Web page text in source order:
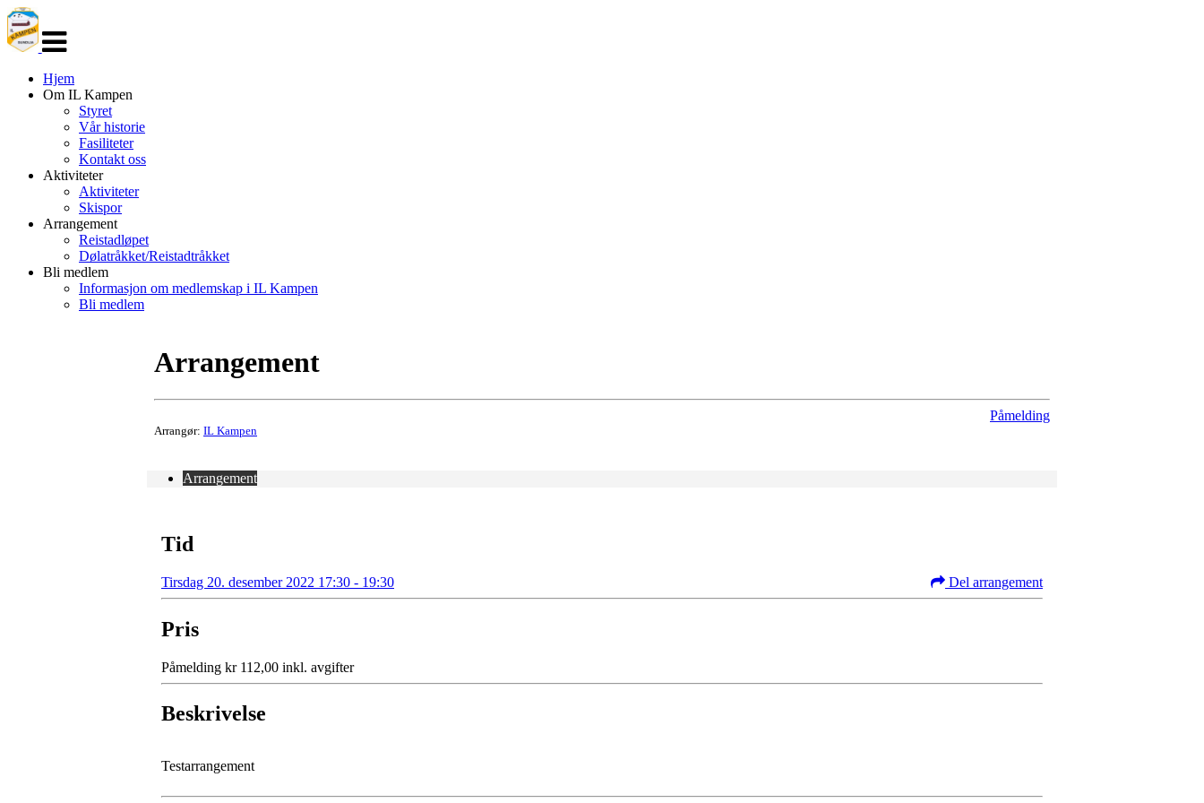
navigasjon
Hjem
Om IL Kampen
Styret
Vår historie
Fasiliteter
Kontakt oss
Aktiviteter
Aktiviteter
Skispor
Arrangement
Reistadløpet
Dølatråkket/Reistadtråkket
Bli medlem
Informasjon om medlemskap i IL Kampen
Bli medlem
Arrangement
Arrangør: IL Kampen
Påmelding
Arrangement
Tid
Tirsdag 20. desember 2022 17:30 - 19:30 Del arrangement
Pris
Påmelding kr 112,00 inkl. avgifter
Beskrivelse
Testarrangement